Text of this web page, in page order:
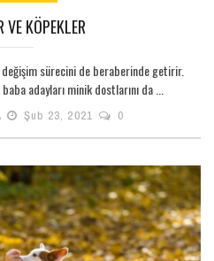
VE KÖPEKLER
sürecini de beraberinde getirir.
adayları minik dostlarını da ...
Şub 23, 2021 0